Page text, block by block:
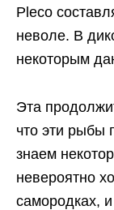
Pleco
неволе. В
некоторым
Эта
что эти рыбы
знаем
невероятно
самородках,